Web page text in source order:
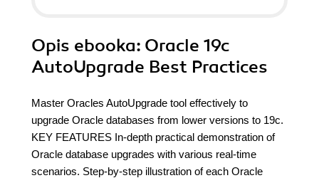
Opis ebooka: Oracle 19c
AutoUpgrade Best Practices
Master Oracles AutoUpgrade tool effectively to
upgrade Oracle databases from lower versions to 19c.
KEY FEATURES In-depth practical demonstration of
Oracle database upgrades with various real-time
scenarios. Step-by-step illustration of each Oracle